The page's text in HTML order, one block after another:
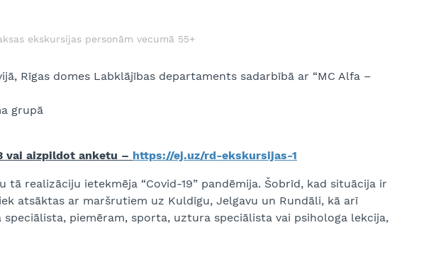
ekskursijas personām vecumā 55+
Rīgas domes Labklājības departaments sadarbībā ar “MC Alfa –
grupā
vai aizpildot anketu – https://ej.uz/rd-ekskursijas-1
realizāciju ietekmēja “Covid-19” pandēmija. Šobrīd, kad situācija ir
atsāktas ar maršrutiem uz Kuldīgu, Jelgavu un Rundāli, kā arī
piemēram, sporta, uztura speciālista vai psihologa lekcija,